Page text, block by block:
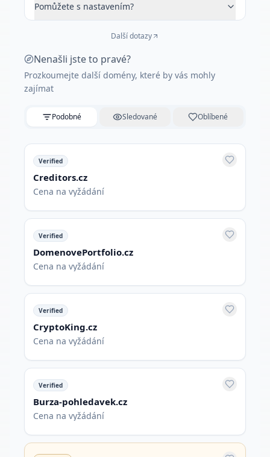
Pomůžete s nastavením?
Další dotazy
Nenašli jste to pravé?
Prozkoumejte další domény, které by vás mohly
zajímat
Podobné Sledované Oblíbené
Verified
Creditors.cz
Cena na vyžádání
Verified
DomenovePortfolio.cz
Cena na vyžádání
Verified
CryptoKing.cz
Cena na vyžádání
Verified
Burza-pohledavek.cz
Cena na vyžádání